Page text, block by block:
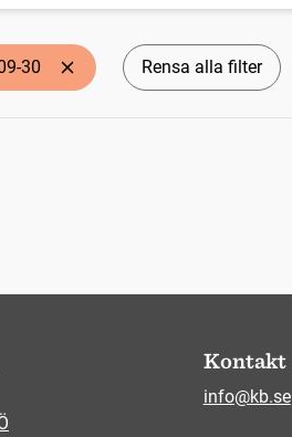
30 Rensa alla filter
Kontakt
info@kb.se